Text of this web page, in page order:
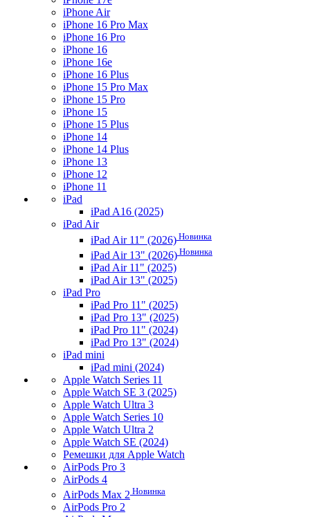
iPhone Air
iPhone 16 Pro Max
iPhone 16 Pro
iPhone 16
iPhone 16e
iPhone 16 Plus
iPhone 15 Pro Max
iPhone 15 Pro
iPhone 15
iPhone 15 Plus
iPhone 14
iPhone 14 Plus
iPhone 13
iPhone 12
iPhone 11
iPad
iPad A16 (2025)
iPad Air
iPad Air 11" (2026) Новинка
iPad Air 13" (2026) Новинка
iPad Air 11" (2025)
iPad Air 13" (2025)
iPad Pro
iPad Pro 11" (2025)
iPad Pro 13" (2025)
iPad Pro 11" (2024)
iPad Pro 13" (2024)
iPad mini
iPad mini (2024)
Apple Watch Series 11
Apple Watch SE 3 (2025)
Apple Watch Ultra 3
Apple Watch Series 10
Apple Watch Ultra 2
Apple Watch SE (2024)
Ремешки для Apple Watch
AirPods Pro 3
AirPods 4
AirPods Max 2 Новинка
AirPods Pro 2